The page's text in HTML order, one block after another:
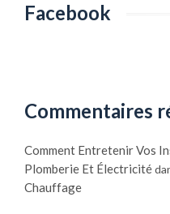
Facebook
Commentaires
Comment Entretenir Vos
Plomberie Et Électricité
Chauffage